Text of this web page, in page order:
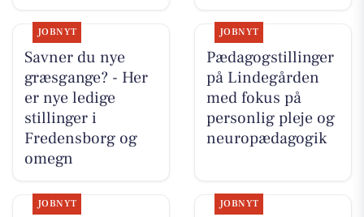
JOBNYT
Savner du nye
græsgange? - Her
er nye ledige
stillinger i
Fredensborg og
omegn
JOBNYT
Pædagogstillinger
på Lindegården
med fokus på
personlig pleje og
neuropædagogik
JOBNYT JOBNYT